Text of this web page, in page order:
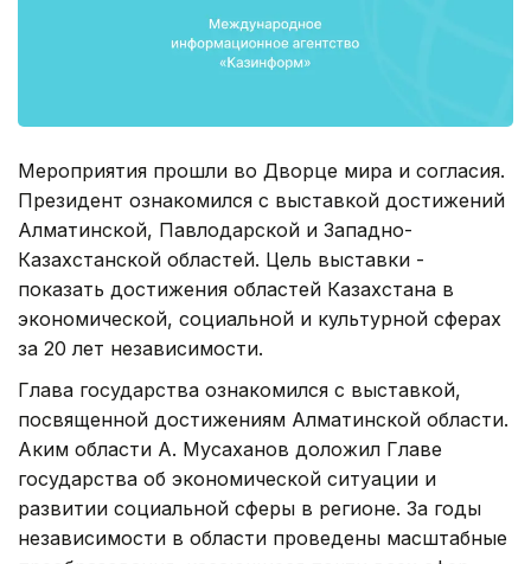
Мероприятия прошли во Дворце мира и согласия.
Президент ознакомился с выставкой достижений
Алматинской, Павлодарской и Западно-
Казахстанской областей. Цель выставки -
показать достижения областей Казахстана в
экономической, социальной и культурной сферах
за 20 лет независимости.
Глава государства ознакомился с выставкой,
посвященной достижениям Алматинской области.
Аким области А. Мусаханов доложил Главе
государства об экономической ситуации и
развитии социальной сферы в регионе. За годы
независимости в области проведены масштабные